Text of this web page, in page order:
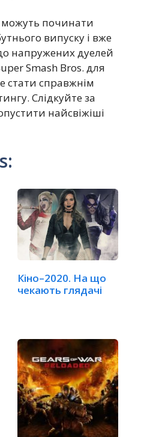
починати
випуску і вже
напружених дуелей
Smash Bros. для
стати справжнім
Слідкуйте за
найсвіжіші
Кіно–2020. На що
чекають глядачі